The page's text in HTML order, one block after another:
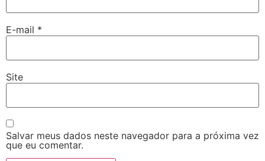
E-mail *
Site
Salvar meus dados neste navegador para a próxima vez
que eu comentar.